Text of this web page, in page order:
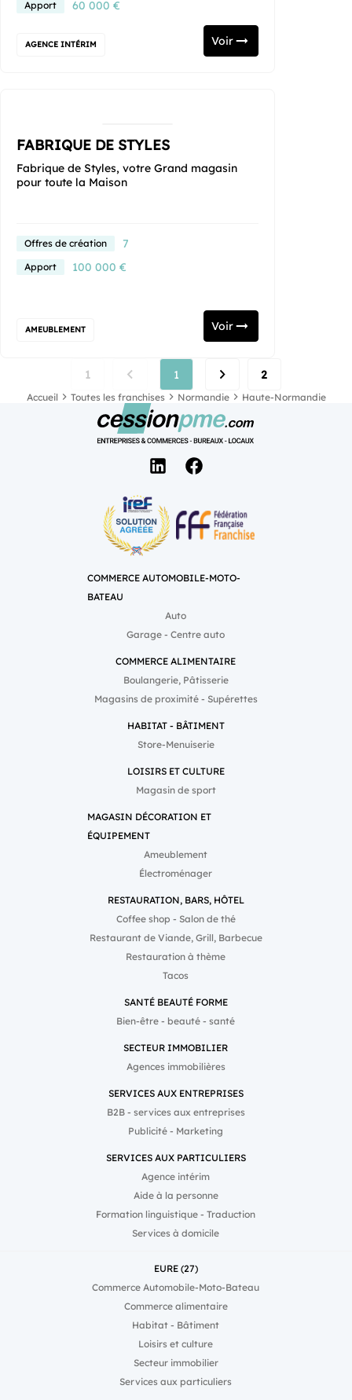
Apport 60 000 €
AGENCE INTÉRIM Voir
FABRIQUE DE STYLES
Fabrique de Styles, votre Grand magasin
pour toute la Maison
Offres de création 7
Apport 100 000 €
AMEUBLEMENT Voir
1 1 2
Accueil Toutes les franchises Normandie Haute-Normandie
COMMERCE AUTOMOBILE-MOTO-
BATEAU
Auto
Garage - Centre auto
COMMERCE ALIMENTAIRE
Boulangerie, Pâtisserie
Magasins de proximité - Supérettes
HABITAT - BÂTIMENT
Store-Menuiserie
LOISIRS ET CULTURE
Magasin de sport
MAGASIN DÉCORATION ET
ÉQUIPEMENT
Ameublement
Électroménager
RESTAURATION, BARS, HÔTEL
Coffee shop - Salon de thé
Restaurant de Viande, Grill, Barbecue
Restauration à thème
Tacos
SANTÉ BEAUTÉ FORME
Bien-être - beauté - santé
SECTEUR IMMOBILIER
Agences immobilières
SERVICES AUX ENTREPRISES
B2B - services aux entreprises
Publicité - Marketing
SERVICES AUX PARTICULIERS
Agence intérim
Aide à la personne
Formation linguistique - Traduction
Services à domicile
EURE (27)
Commerce Automobile-Moto-Bateau
Commerce alimentaire
Habitat - Bâtiment
Loisirs et culture
Secteur immobilier
Services aux particuliers